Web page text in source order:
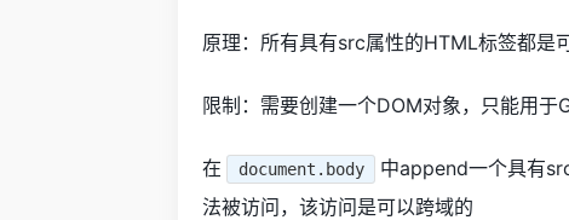
原理：所有具有src属性的HTML标签都
限制：需要创建一个DOM对象，只能用于
在 document.body
中append一个具有
法被访问，该访问是可以跨域的